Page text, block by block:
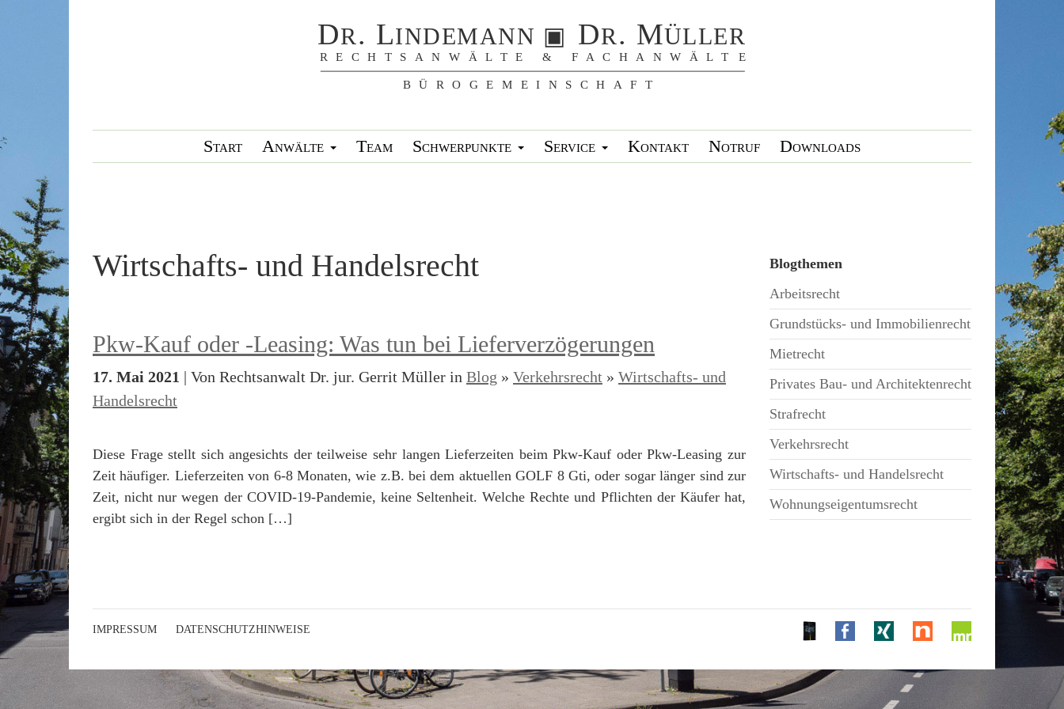
Start Anwälte Team Schwerpunkte Service Kontakt Notruf Downloads
Wirtschafts- und Handelsrecht
Pkw-Kauf oder -Leasing: Was tun bei Lieferverzögerungen
17. Mai 2021 | Von Rechtsanwalt Dr. jur. Gerrit Müller in Blog » Verkehrsrecht » Wirtschafts- und
Handelsrecht
Diese Frage stellt sich angesichts der teilweise sehr langen Lieferzeiten beim Pkw-Kauf oder Pkw-Leasing zur
Zeit häufiger. Lieferzeiten von 6-8 Monaten, wie z.B. bei dem aktuellen GOLF 8 Gti, oder sogar länger sind zur
Zeit, nicht nur wegen der COVID-19-Pandemie, keine Seltenheit. Welche Rechte und Pflichten der Käufer hat,
ergibt sich in der Regel schon […]
Blogthemen
Arbeitsrecht
Grundstücks- und Immobilienrecht
Mietrecht
Privates Bau- und Architektenrecht
Strafrecht
Verkehrsrecht
Wirtschafts- und Handelsrecht
Wohnungseigentumsrecht
IMPRESSUM DATENSCHUTZHINWEISE